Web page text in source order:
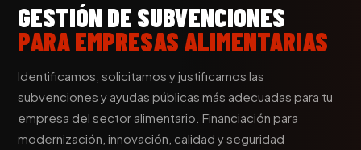
GESTIÓN DE SUBVENCIONES
PARA EMPRESAS ALIMENTARIAS
Identificamos, solicitamos y justificamos las
subvenciones y ayudas públicas más adecuadas para tu
empresa del sector alimentario. Financiación para
modernización, innovación, calidad y seguridad